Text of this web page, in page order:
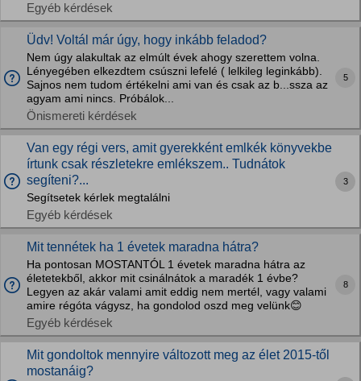
Egyéb kérdések
Üdv! Voltál már úgy, hogy inkább feladod?
Nem úgy alakultak az elmúlt évek ahogy szerettem volna.
Lényegében elkezdtem csúszni lefelé ( lelkileg leginkább).
Sajnos nem tudom értékelni ami van és csak az b...ssza az
agyam ami nincs. Próbálok...
Önismereti kérdések
5
Van egy régi vers, amit gyerekként emlkék könyvekbe
írtunk csak részletekre emlékszem.. Tudnátok
segíteni?...
Segítsetek kérlek megtalálni
Egyéb kérdések
3
Mit tennétek ha 1 évetek maradna hátra?
Ha pontosan MOSTANTÓL 1 évetek maradna hátra az
életetekből, akkor mit csinálnátok a maradék 1 évbe?
Legyen az akár valami amit eddig nem mertél, vagy valami
amire régóta vágysz, ha gondolod oszd meg velünk😊
Egyéb kérdések
8
Mit gondoltok mennyire változott meg az élet 2015-től
mostanáig?